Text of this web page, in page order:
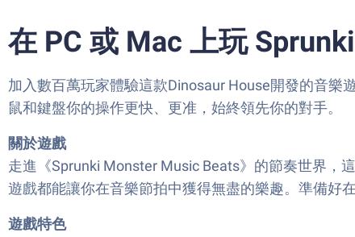
在 PC 或 Mac 上玩
加入數百萬玩家體驗這款Dinosaur House開發的音樂
鼠和鍵盤你的操作更快、更准，始終領先你的對手。
關於遊戲
走進《Sprunki Monster Music Beats》的節奏世界，
遊戲都能讓你在音樂節拍中獲得無盡的樂趣。準備好
遊戲特色